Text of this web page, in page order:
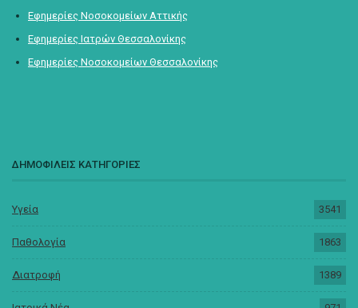
Εφημερίες Νοσοκομείων Αττικής
Εφημερίες Ιατρών Θεσσαλονίκης
Εφημερίες Νοσοκομείων Θεσσαλονίκης
ΔΗΜΟΦΙΛΕΙΣ ΚΑΤΗΓΟΡΙΕΣ
Υγεία 3541
Παθολογία 1863
Διατροφή 1389